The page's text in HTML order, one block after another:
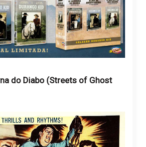
do Diabo (Streets of Ghost